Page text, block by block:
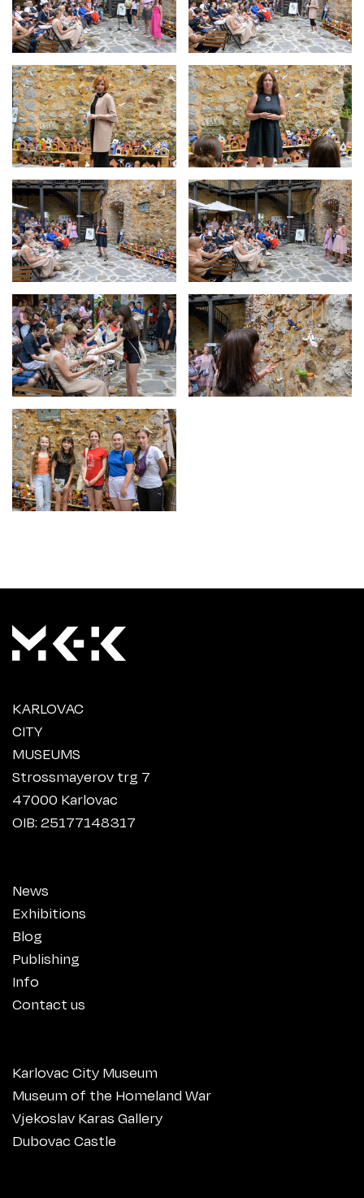
KARLOVAC
CITY
MUSEUMS
Strossmayerov trg 7
47000 Karlovac
OIB: 25177148317
News
Exhibitions
Blog
Publishing
Info
Contact us
Karlovac City Museum
Museum of the Homeland War
Vjekoslav Karas Gallery
Dubovac Castle